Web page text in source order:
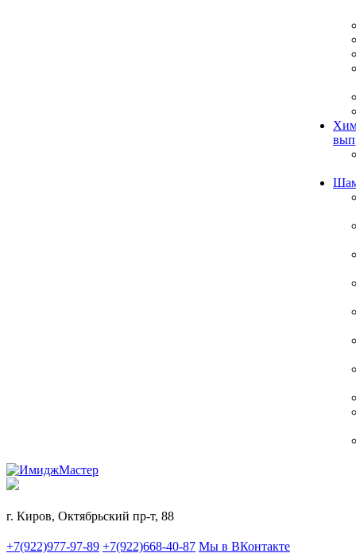
г. Киров, Октябрьский пр-т, 88
+7(922)977-97-89 +7(922)668-40-87 Мы в ВКонтакте